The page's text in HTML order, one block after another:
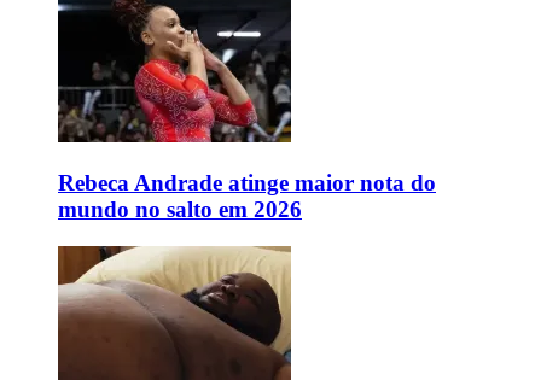
Rebeca Andrade atinge maior nota do
mundo no salto em 2026